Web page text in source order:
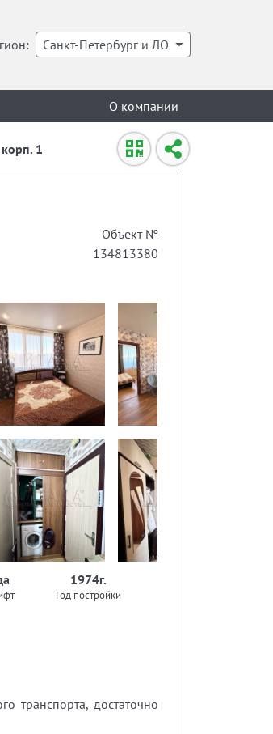
Санкт-Петербург и ЛО
О компании
1
Объект №
134813380
1974г.
Год постройки
достаточно